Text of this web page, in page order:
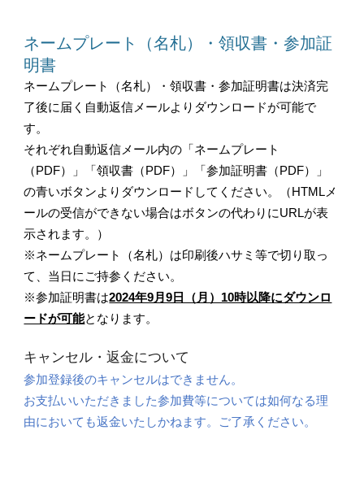
ネームプレート（名札）・領収書・参加証
明書
ネームプレート（名札）・領収書・参加証明書は決済完
了後に届く自動返信メールよりダウンロードが可能で
す。
それぞれ自動返信メール内の「ネームプレート
（PDF）」「領収書（PDF）」「参加証明書（PDF）」
の青いボタンよりダウンロードしてください。（HTMLメ
ールの受信ができない場合はボタンの代わりにURLが表
示されます。）
※ネームプレート（名札）は印刷後ハサミ等で切り取っ
て、当日にご持参ください。
※参加証明書は2024年9月9日（月）10時以降にダウンロ
ードが可能となります。
キャンセル・返金について
参加登録後のキャンセルはできません。
お支払いいただきました参加費等については如何なる理
由においても返金いたしかねます。ご了承ください。